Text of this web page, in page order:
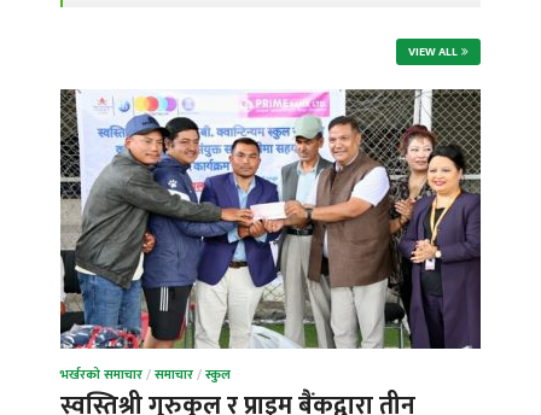
VIEW ALL
भर्खरको समाचार/समाचार/स्कुल
स्वस्तिश्री गुरुकुल र प्राइम बैंकद्वारा तीन